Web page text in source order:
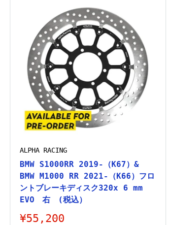
ALPHA RACING
BMW S1000RR 2019-（K67）&
BMW M1000 RR 2021-（K66）フロ
ントブレーキディスク320x 6 mm
EVO 右 (税込）
販
¥55,200